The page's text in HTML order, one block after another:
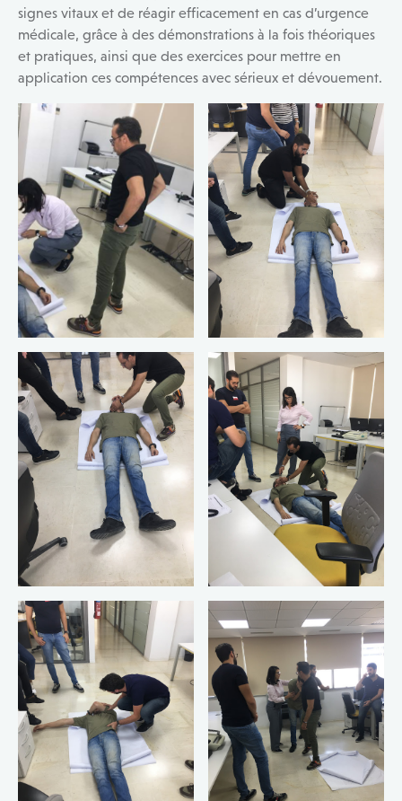
signes vitaux et de réagir efficacement en cas d’urgence
médicale, grâce à des démonstrations à la fois théoriques
et pratiques, ainsi que des exercices pour mettre en
application ces compétences avec sérieux et dévouement.